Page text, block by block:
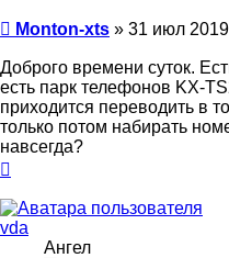
Сообщение
Monton-xts » 31 июл
Доброго времени суток.
есть парк телефонов KX-
приходится переводить в
только потом набирать
навсегда?
началу
vda
Ангел